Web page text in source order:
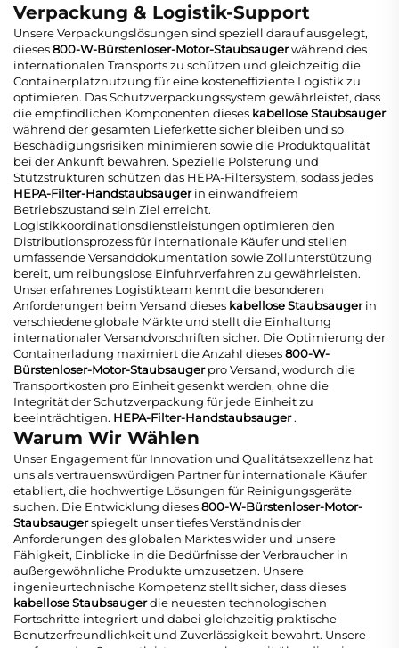
Verpackung & Logistik-Support
Unsere Verpackungslösungen sind speziell darauf ausgelegt,
dieses800-W-Bürstenloser-Motor-Staubsaugerwährend des
internationalen Transports zu schützen und gleichzeitig die
Containerplatznutzung für eine kosteneffiziente Logistik zu
optimieren. Das Schutzverpackungssystem gewährleistet, dass
die empfindlichen Komponenten dieses kabellose Staubsauger
während der gesamten Lieferkette sicher bleiben und so
Beschädigungsrisiken minimieren sowie die Produktqualität
bei der Ankunft bewahren. Spezielle Polsterung und
Stützstrukturen schützen das HEPA-Filtersystem, sodass jedes
HEPA-Filter-Handstaubsaugerin einwandfreiem
Betriebszustand sein Ziel erreicht.
Logistikkoordinationsdienstleistungen optimieren den
Distributionsprozess für internationale Käufer und stellen
umfassende Versanddokumentation sowie Zollunterstützung
bereit, um reibungslose Einfuhrverfahren zu gewährleisten.
Unser erfahrenes Logistikteam kennt die besonderen
Anforderungen beim Versand dieses kabellose Staubsaugerin
verschiedene globale Märkte und stellt die Einhaltung
internationaler Versandvorschriften sicher. Die Optimierung der
Containerladung maximiert die Anzahl dieses800-W-
Bürstenloser-Motor-Staubsaugerpro Versand, wodurch die
Transportkosten pro Einheit gesenkt werden, ohne die
Integrität der Schutzverpackung für jede Einheit zu
beeinträchtigen. HEPA-Filter-Handstaubsauger.
Warum Wir Wählen
Unser Engagement für Innovation und Qualitätsexzellenz hat
uns als vertrauenswürdigen Partner für internationale Käufer
etabliert, die hochwertige Lösungen für Reinigungsgeräte
suchen. Die Entwicklung dieses800-W-Bürstenloser-Motor-
Staubsaugerspiegelt unser tiefes Verständnis der
Anforderungen des globalen Marktes wider und unsere
Fähigkeit, Einblicke in die Bedürfnisse der Verbraucher in
außergewöhnliche Produkte umzusetzen. Unsere
ingenieurtechnische Kompetenz stellt sicher, dass dieses
kabellose Staubsaugerdie neuesten technologischen
Fortschritte integriert und dabei gleichzeitig praktische
Benutzerfreundlichkeit und Zuverlässigkeit bewahrt. Unsere